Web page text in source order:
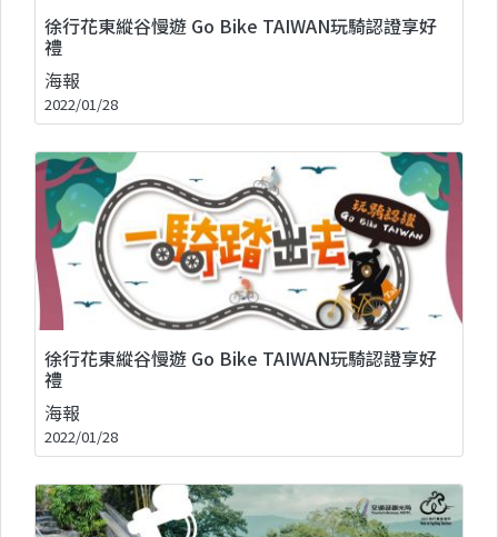
徐行花東縱谷慢遊 Go Bike TAIWAN玩騎認證享好
禮
海報
2022/01/28
徐行花東縱谷慢遊 Go Bike TAIWAN玩騎認證享好
禮
海報
2022/01/28